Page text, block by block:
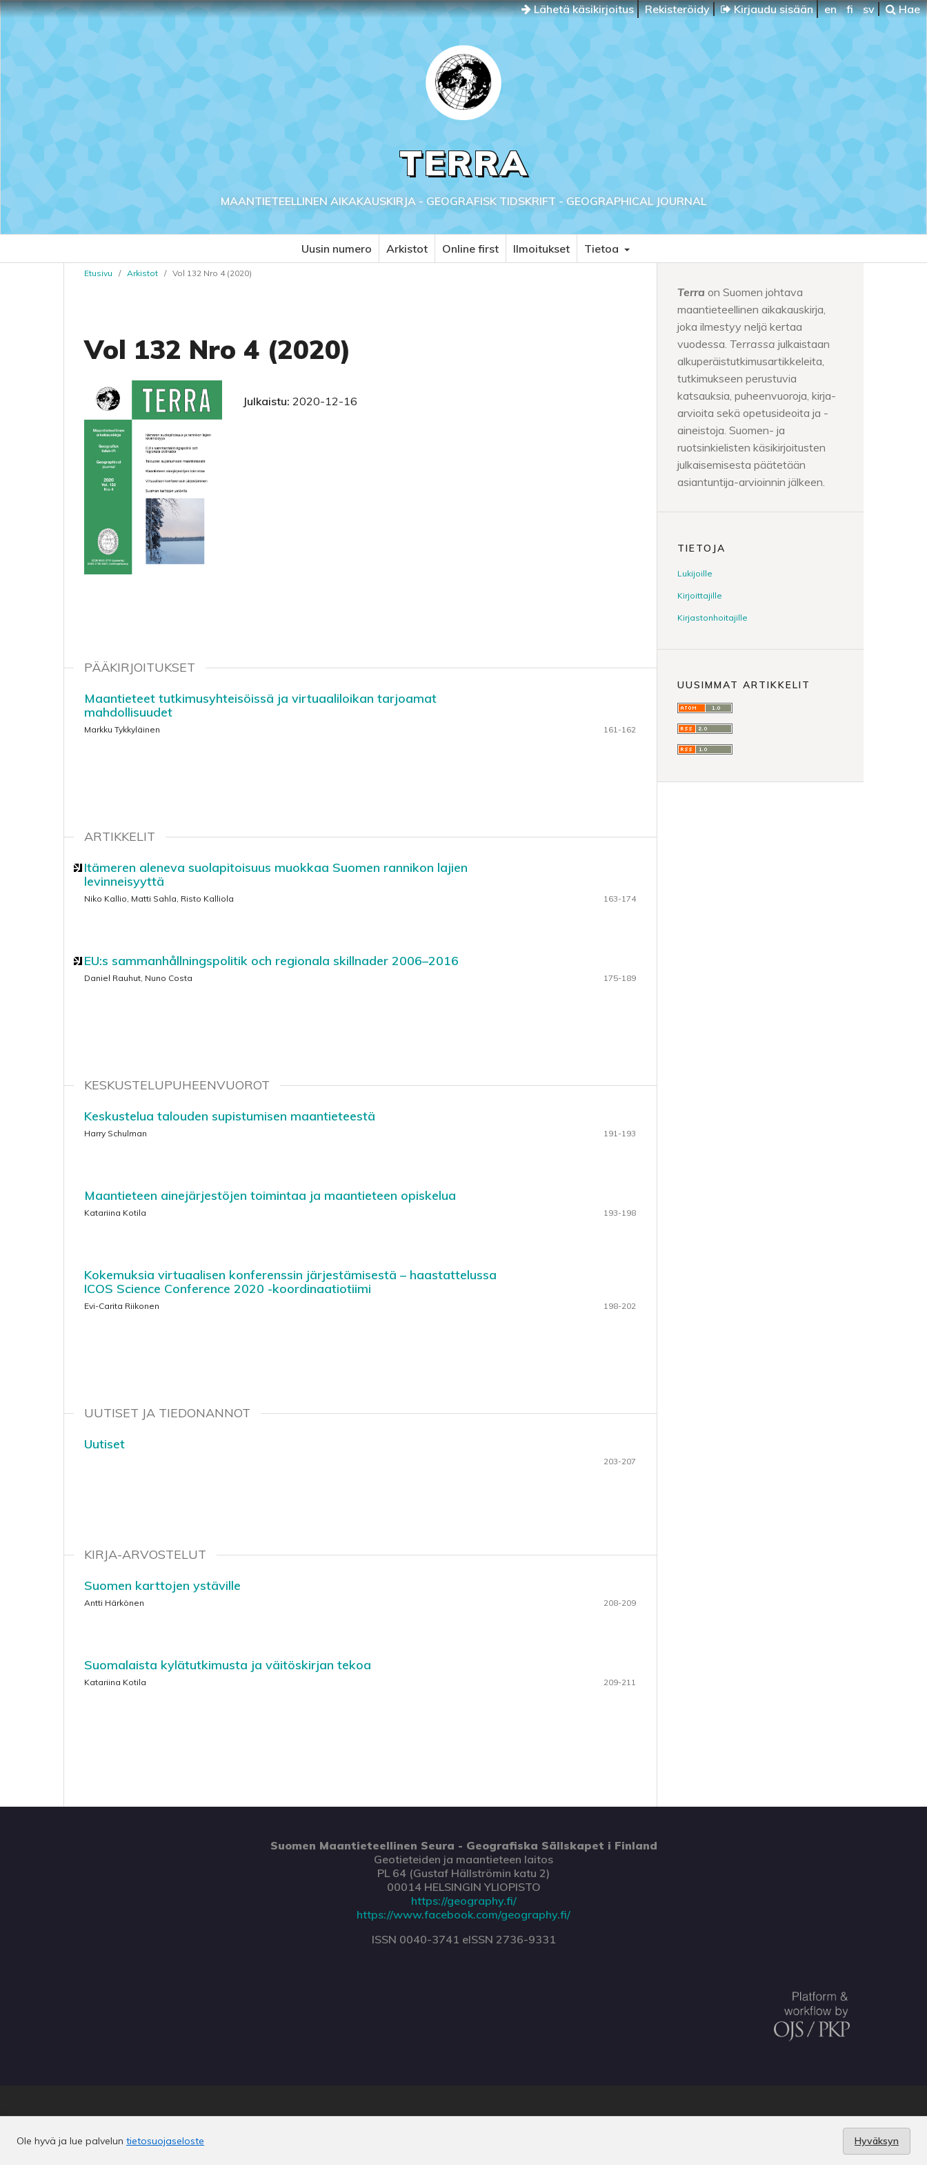
Lähetä käsikirjoitus Rekisteröidy Kirjaudu sisään en fi sv Hae
TERRA
MAANTIETEELLINEN AIKAKAUSKIRJA - GEOGRAFISK TIDSKRIFT - GEOGRAPHICAL JOURNAL
Uusin numero Arkistot Online first Ilmoitukset Tietoa
Etusivu / Arkistot / Vol 132 Nro 4 (2020)
Vol 132 Nro 4 (2020)
Julkaistu: 2020-12-16
PÄÄKIRJOITUKSET
Maantieteet tutkimusyhteisöissä ja virtuaaliloikan tarjoamat
mahdollisuudet
Markku Tykkyläinen 161-162
ARTIKKELIT
Itämeren aleneva suolapitoisuus muokkaa Suomen rannikon lajien
levinneisyyttä
Niko Kallio, Matti Sahla, Risto Kalliola 163-174
EU:s sammanhållningspolitik och regionala skillnader 2006–2016
Daniel Rauhut, Nuno Costa 175-189
KESKUSTELUPUHEENVUOROT
Keskustelua talouden supistumisen maantieteestä
Harry Schulman 191-193
Maantieteen ainejärjestöjen toimintaa ja maantieteen opiskelua
Katariina Kotila 193-198
Kokemuksia virtuaalisen konferenssin järjestämisestä – haastattelussa
ICOS Science Conference 2020 -koordinaatiotiimi
Evi-Carita Riikonen 198-202
UUTISET JA TIEDONANNOT
Uutiset
203-207
KIRJA-ARVOSTELUT
Suomen karttojen ystäville
Antti Härkönen 208-209
Suomalaista kylätutkimusta ja väitöskirjan tekoa
Katariina Kotila 209-211
Terra on Suomen johtava
maantieteellinen aikakauskirja,
joka ilmestyy neljä kertaa
vuodessa. Terrassa julkaistaan
alkuperäistutkimusartikkeleita,
tutkimukseen perustuvia
katsauksia, puheenvuoroja, kirja-
arvioita sekä opetusideoita ja -
aineistoja. Suomen- ja
ruotsinkielisten käsikirjoitusten
julkaisemisesta päätetään
asiantuntija-arvioinnin jälkeen.
TIETOJA
Lukijoille
Kirjoittajille
Kirjastonhoitajille
UUSIMMAT ARTIKKELIT
Suomen Maantieteellinen Seura - Geografiska Sällskapet i Finland
Geotieteiden ja maantieteen laitos
PL 64 (Gustaf Hällströmin katu 2)
00014 HELSINGIN YLIOPISTO
https://geography.fi/
https://www.facebook.com/geography.fi/
ISSN 0040-3741 eISSN 2736-9331
Ole hyvä ja lue palvelun tietosuojaseloste Hyväksyn